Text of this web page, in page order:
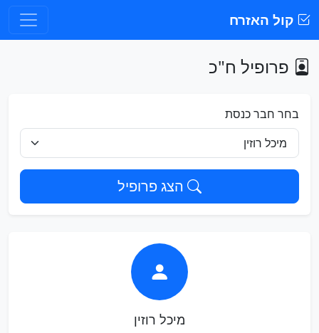
קול האזרח
פרופיל ח"כ
בחר חבר כנסת
הצג פרופיל
מיכל רוזין